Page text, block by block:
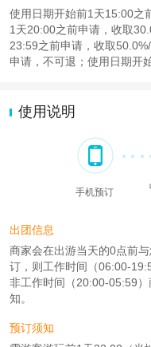
使用日期开始前1天15:00之
1天20:00之前申请，收取
23:59之前申请，收取
申请，不可退；使用日期开
使用说明
手机预订
出团信息
商家会在出游当天的0点前
订，则工作时间（06:00-
非工作时间（20:00-05:59
知。
预订须知